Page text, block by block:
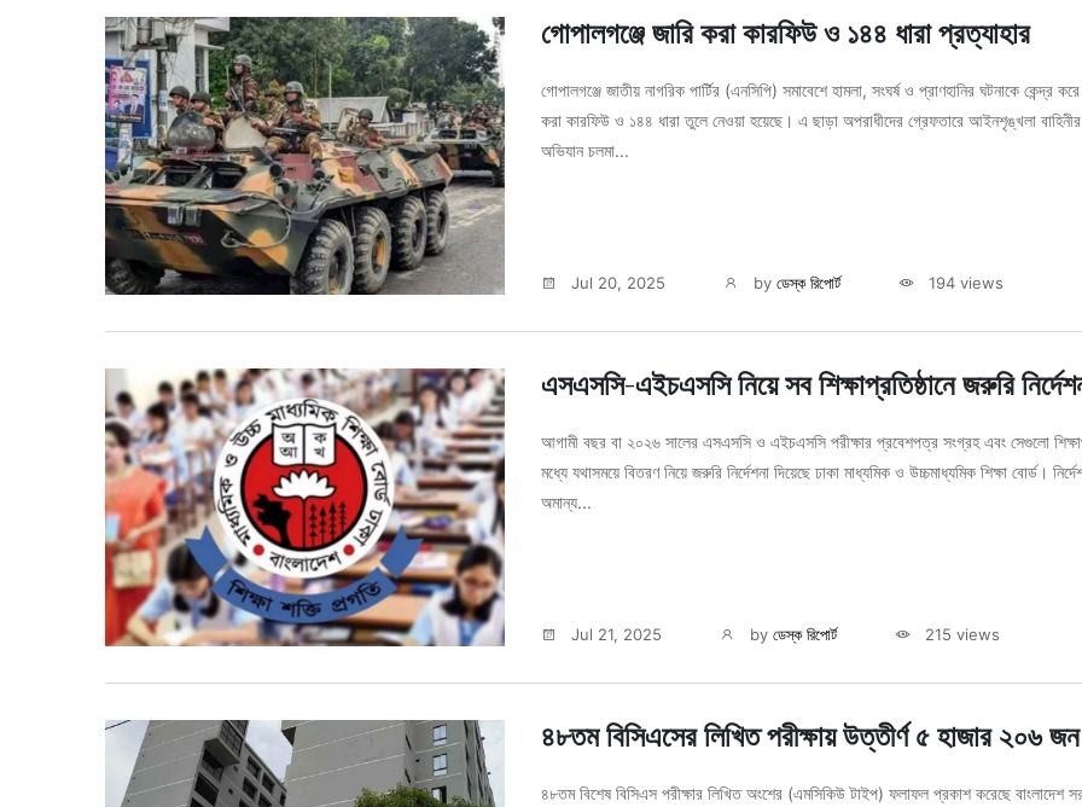
গোপালগঞ্জে জারি করা কারফিউ ও ১৪৪ ধারা প্রত্যাহার
গোপালগঞ্জে জাতীয় নাগরিক পার্টির (এনসিপি) সমাবেশে হামলা, সংঘর্ষ ও প্রাণহানির ঘটনাকে কেন্দ্র
করা কারফিউ ও ১৪৪ ধারা তুলে নেওয়া হয়েছে। এ ছাড়া অপরাধীদের গ্রেফতারে আইনশৃঙ্খলা বাহিনীর
অভিযান চলমা...
Jul 20, 2025 byডেস্ক রিপোর্ট 194 views
এসএসসি-এইচএসসি নিয়ে সব শিক্ষাপ্রতিষ্ঠানে জরুরি
আগামী বছর বা ২০২৬ সালের এসএসসি ও এইচএসসি পরীক্ষার প্রবেশপত্র সংগ্রহ এবং সেগুলো
মধ্যে যথাসময়ে বিতরণ নিয়ে জরুরি নির্দেশনা দিয়েছে ঢাকা মাধ্যমিক ও উচ্চমাধ্যমিক শিক্ষা বোর্ড।
অমান্য...
Jul 21, 2025 byডেস্ক রিপোর্ট 215 views
৪৮তম বিসিএসের লিখিত পরীক্ষায় উত্তীর্ণ ৫ হাজার ২০৬ জন
৪৮তম বিশেষ বিসিএস পরীক্ষার লিখিত অংশের (এমসিকিউ টাইপ) ফলাফল প্রকাশ করেছে বাংলাদেশ